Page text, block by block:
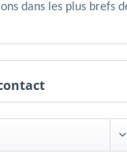
dans les plus brefs